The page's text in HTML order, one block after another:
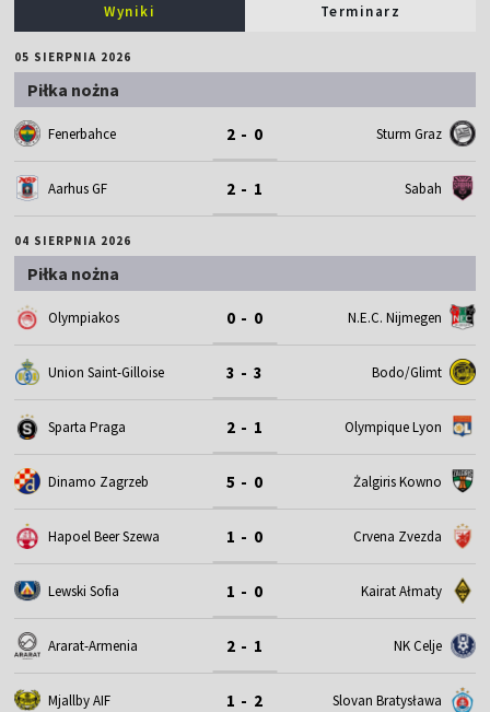
Wyniki Terminarz
05 SIERPNIA 2026
Piłka nożna
Fenerbahce 2 - 0 Sturm Graz
Aarhus GF 2 - 1 Sabah
04 SIERPNIA 2026
Piłka nożna
Olympiakos 0 - 0 N.E.C. Nijmegen
Union Saint-Gilloise 3 - 3 Bodo/Glimt
Sparta Praga 2 - 1 Olympique Lyon
Dinamo Zagrzeb 5 - 0 Żalgiris Kowno
Hapoel Beer Szewa 1 - 0 Crvena Zvezda
Lewski Sofia 1 - 0 Kairat Ałmaty
Ararat-Armenia 2 - 1 NK Celje
Mjallby AIF 1 - 2 Slovan Bratysława